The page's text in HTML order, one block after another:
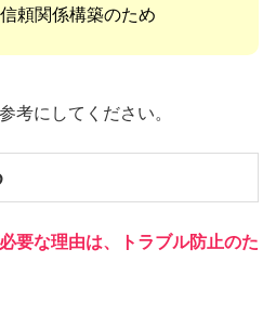
頼関係構築のため
考にしてください。
要な理由は、トラブル防止のた